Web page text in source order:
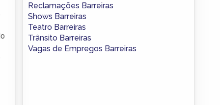
Reclamações Barreiras
Shows Barreiras
Teatro Barreiras
Trânsito Barreiras
Vagas de Empregos Barreiras